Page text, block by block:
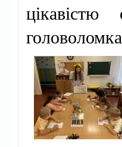
головоломка